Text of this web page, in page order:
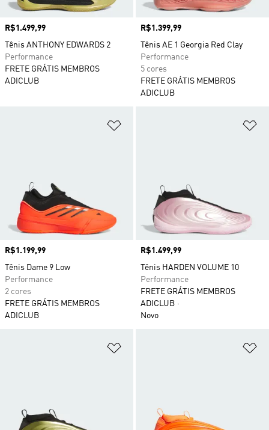
Preço
R$1.499,99
Tênis ANTHONY EDWARDS 2
Performance
FRETE GRÁTIS MEMBROS
ADICLUB
Preço
R$1.399,99
Tênis AE 1 Georgia Red Clay
Performance
5 cores
FRETE GRÁTIS MEMBROS
ADICLUB
Preço
R$1.199,99
Tênis Dame 9 Low
Performance
2 cores
FRETE GRÁTIS MEMBROS
ADICLUB
Preço
R$1.499,99
Tênis HARDEN VOLUME 10
Performance
FRETE GRÁTIS MEMBROS
ADICLUB
Novo